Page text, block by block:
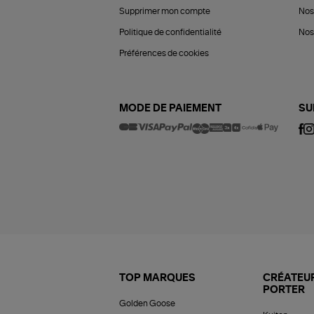
Supprimer mon compte
Politique de confidentialité
Préférences de cookies
MODE DE PAIEMENT
TOP MARQUES
Golden Goose
PORTER